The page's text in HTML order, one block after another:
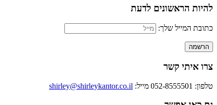
להיות הראשונים לדעת
כתובת המייל שלך:
צרו איתי קשר
טלפון: 052-8555501 מייל: shirley@shirleykantor.co.il